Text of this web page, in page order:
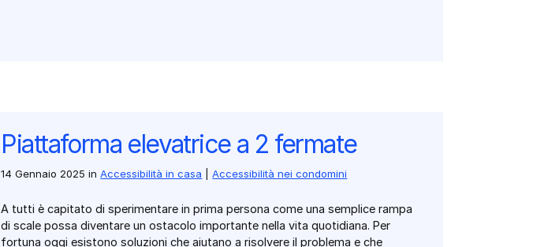
Piattaforma elevatrice a 2 fermate
14 Gennaio 2025 inAccessibilità in casa |Accessibilità nei condomini
A tutti è capitato di sperimentare in prima persona come una semplice rampa
di scale possa diventare un ostacolo importante nella vita quotidiana. Per
fortuna oggi esistono soluzioni che aiutano a risolvere il problema e che